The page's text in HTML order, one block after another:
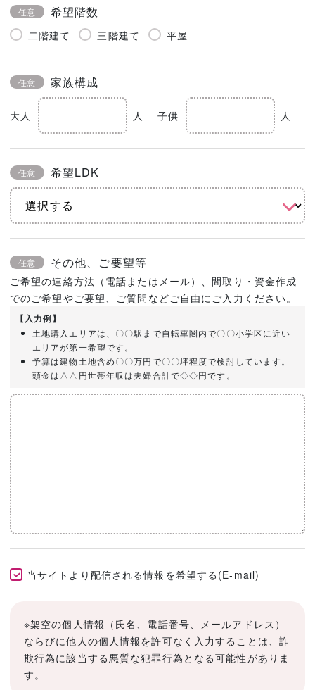
任意 希望階数
二階建て 三階建て 平屋
任意 家族構成
大人 人 子供 人
任意 希望LDK
任意 その他、ご要望等
ご希望の連絡方法（電話またはメール）、間取り・資金作成
でのご希望やご要望、ご質問などご自由にご入力ください。
【入力例】
土地購入エリアは、〇〇駅まで自転車圏内で〇〇小学区に近い
エリアが第一希望です。
予算は建物土地含め〇〇万円で〇〇坪程度で検討しています。
頭金は△△円世帯年収は夫婦合計で◇◇円です。
当サイトより配信される情報を希望する(E-mail)
※架空の個人情報（氏名、電話番号、メールアドレス）
ならびに他人の個人情報を許可なく入力することは、詐
欺行為に該当する悪質な犯罪行為となる可能性がありま
す。